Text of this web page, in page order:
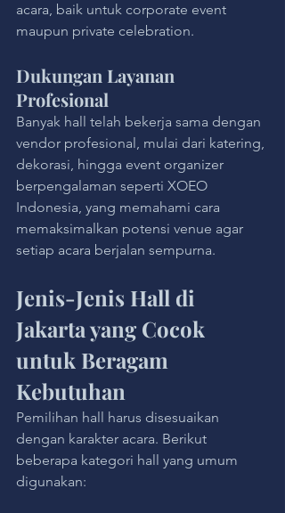
acara, baik untuk corporate event
maupun private celebration.
Dukungan Layanan
Profesional
Banyak hall telah bekerja sama dengan
vendor profesional, mulai dari katering,
dekorasi, hingga event organizer
berpengalaman seperti XOEO
Indonesia, yang memahami cara
memaksimalkan potensi venue agar
setiap acara berjalan sempurna.
Jenis-Jenis Hall di
Jakarta yang Cocok
untuk Beragam
Kebutuhan
Pemilihan hall harus disesuaikan
dengan karakter acara. Berikut
beberapa kategori hall yang umum
digunakan: